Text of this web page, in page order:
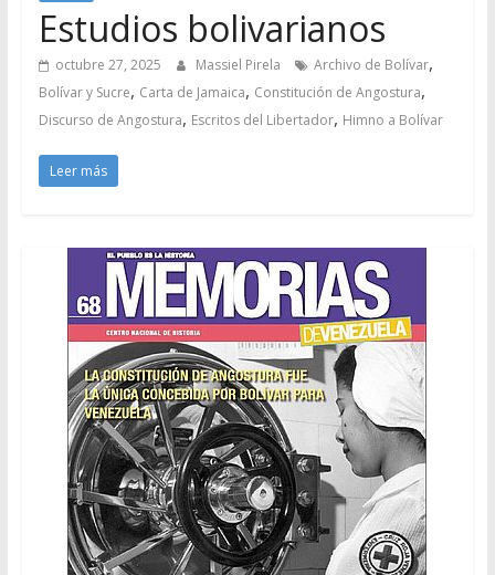
Estudios bolivarianos
octubre 27, 2025 Massiel Pirela Archivo de Bolívar,
Bolívar y Sucre, Carta de Jamaica, Constitución de Angostura,
Discurso de Angostura, Escritos del Libertador, Himno a Bolívar
Leer más